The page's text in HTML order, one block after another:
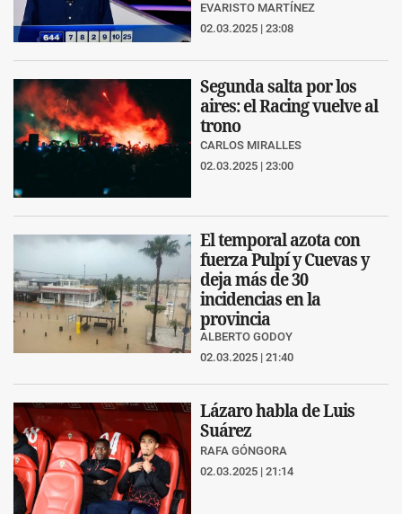
EVARISTO MARTÍNEZ
02.03.2025 | 23:08
Segunda salta por los
aires: el Racing vuelve al
trono
CARLOS MIRALLES
02.03.2025 | 23:00
El temporal azota con
fuerza Pulpí y Cuevas y
deja más de 30
incidencias en la
provincia
ALBERTO GODOY
02.03.2025 | 21:40
Lázaro habla de Luis
Suárez
RAFA GÓNGORA
02.03.2025 | 21:14